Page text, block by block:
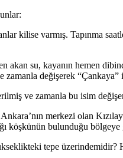
kilise varmış. Tapınma
su, kayanın hemen
zamanla değişerek
ve zamanla bu isim
merkezi olan
köşkünün bulunduğu
tepe üzerindemidir?